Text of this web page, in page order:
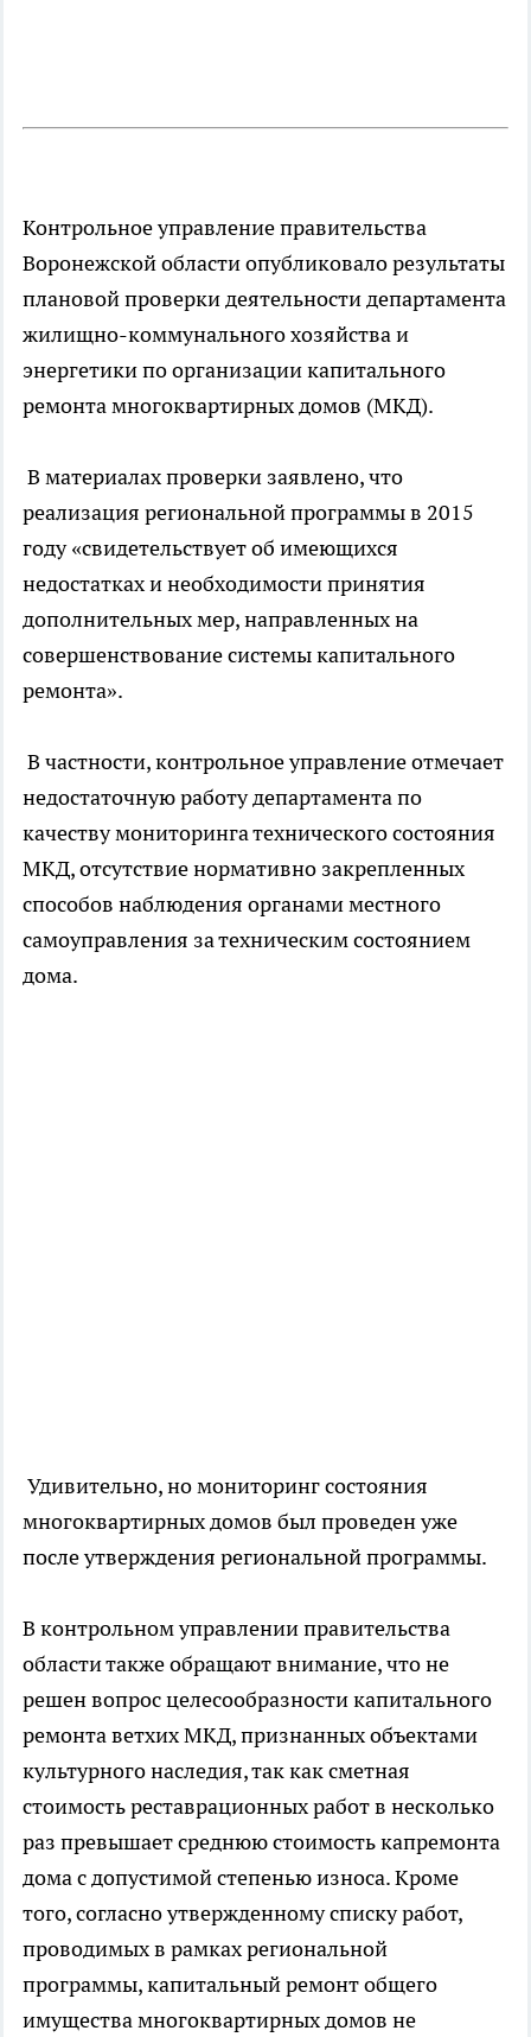
Контрольное управление правительства
Воронежской области опубликовало результаты
плановой проверки деятельности департамента
жилищно-коммунального хозяйства и
энергетики по организации капитального
ремонта многоквартирных домов (МКД).
В материалах проверки заявлено, что
реализация региональной программы в 2015
году «свидетельствует об имеющихся
недостатках и необходимости принятия
дополнительных мер, направленных на
совершенствование системы капитального
ремонта».
В частности, контрольное управление отмечает
недостаточную работу департамента по
качеству мониторинга технического состояния
МКД, отсутствие нормативно закрепленных
способов наблюдения органами местного
самоуправления за техническим состоянием
дома.
Удивительно, но мониторинг состояния
многоквартирных домов был проведен уже
после утверждения региональной программы.
В контрольном управлении правительства
области также обращают внимание, что не
решен вопрос целесообразности капитального
ремонта ветхих МКД, признанных объектами
культурного наследия, так как сметная
стоимость реставрационных работ в несколько
раз превышает среднюю стоимость капремонта
дома с допустимой степенью износа. Кроме
того, согласно утвержденному списку работ,
проводимых в рамках региональной
программы, капитальный ремонт общего
имущества многоквартирных домов не